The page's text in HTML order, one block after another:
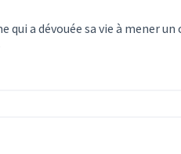
a dévouée sa vie à mener